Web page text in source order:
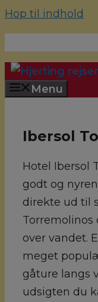
Hop til indhold
Menu
Ibersol
Hotel Ibersol
godt og
direkte ud til
Torremolinos
over vandet.
meget
gåture langs
udsigten du